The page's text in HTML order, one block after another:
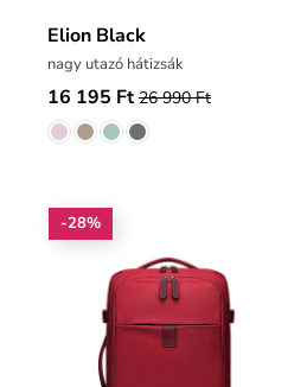
Elion Black
nagy utazó hátizsák
16 195 Ft 26 990 Ft
-28%